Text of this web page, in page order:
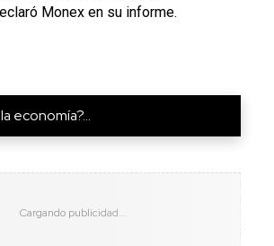
Monex en su informe.
economía?...